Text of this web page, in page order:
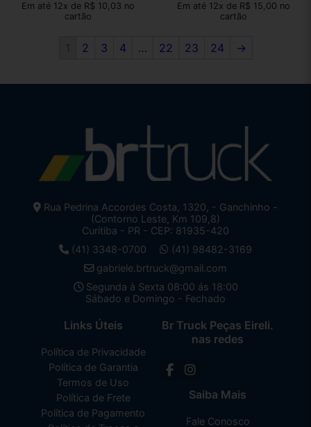
Em até 12x de R$ 10,03 no
cartão
Em até 12x de R$ 15,00 no
cartão
1 2 3 4 … 22 23 24 →
Rua Pedrina Accordes Costa, 1320, - Ganchinho -
(Contorno Leste, Km 109,8)
Curitiba - PR - CEP: 81935-420
(41) 3348-0700
(41) 98482-3169
gabriele.brtruck@gmail.com
Segunda à Sexta 08:00 ás 18:00
Sábado e Domingo - Fechado
Links Úteis
Política de Privacidade
Política de Garantia
Termos de Uso
Política de Frete
Política de Pagamento
Br Truck Peças Eireli.
nas redes
Saiba Mais
Fale Conosco